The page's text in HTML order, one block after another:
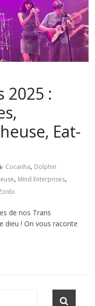
2025 :
Eat-
Cocanha, Dolphin
, Mind Enterprises,
de nos Trans
dieu ! On vous raconte